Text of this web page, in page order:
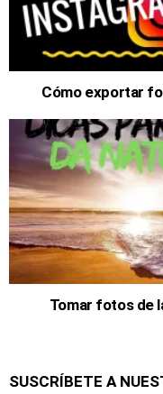
Cómo exportar
Tomar fotos de
SUSCRÍBETE A